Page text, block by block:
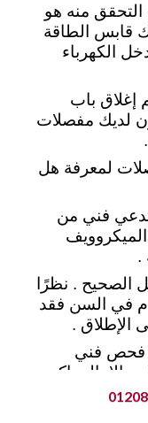
منه هو
قابس الطاقة
الكهرباء
إغلاق باب
لديك مفصلات
لمعرفة هل
فني من
.
الصحيح . نظرًا
في السن فقد
الإطلاق .
فحص فني
بالمراكز